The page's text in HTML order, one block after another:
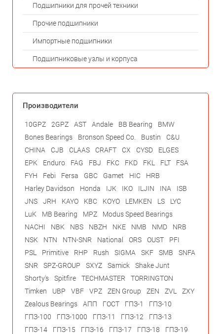
Подшипники для прочей техники
Прочие подшипники
Импортные подшипники
Подшипниковые узлы и корпуса
Производители
10GPZ 2GPZ AST Andale BB Bearing
BMW
Bones Bearings
Bronson Speed Co. Bustin
C&U
CHINA
CJB CLAAS CRAFT CX CYSD
ELGES
EPK
Enduro FAG FBJ FKC FKD FKL FLT
FSA
FYH
Febi Fersa GBC Gamet HIC
HRB
Harley Davidson
Honda IJK IKO ILJIN INA
ISB
JNS
JRH KAYO KBC KOYO LEMKEN LS
LYC
LuK
MB Bearing MPZ
Modus Speed Bearings
NACHI
NBK NBS NBZH NKE NMB NMD
NRB
NSK
NTN NTN-SNR National ORS OUST
PFI
PSL
Primitive RHP Rush SIGMA SKF SMB
SNFA
SNR
SPZ-GROUP SXYZ Samick
Shake Junt
Shorty's
Spitfire TECHMASTER
TORRINGTON
Timken
UBP VBF VPZ ZEN Group ZEN ZVL
ZXY
Zealous Bearings
АПП ГОСТ ГПЗ-1
ГПЗ-10
ГПЗ-100
ГПЗ-1000 ГПЗ-11 ГПЗ-12
ГПЗ-13
ГПЗ-14
ГПЗ-15 ГПЗ-16 ГПЗ-17 ГПЗ-18
ГПЗ-19